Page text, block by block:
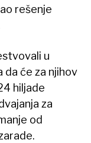
rešenje
u
da će za njihov
hiljade
za
od